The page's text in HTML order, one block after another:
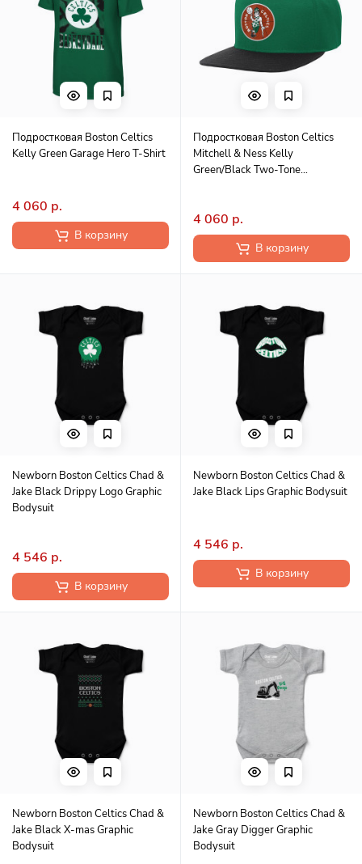
Подростковая Boston Celtics
Kelly Green Garage Hero T-Shirt
4 060 р.
В корзину
Подростковая Boston Celtics
Mitchell & Ness Kelly
Green/Black Two-Tone
4 060 р.
В корзину
Newborn Boston Celtics Chad &
Jake Black Drippy Logo Graphic
Bodysuit
4 546 р.
В корзину
Newborn Boston Celtics Chad &
Jake Black Lips Graphic Bodysuit
4 546 р.
В корзину
Newborn Boston Celtics Chad &
Jake Black X-mas Graphic
Bodysuit
Newborn Boston Celtics Chad &
Jake Gray Digger Graphic
Bodysuit